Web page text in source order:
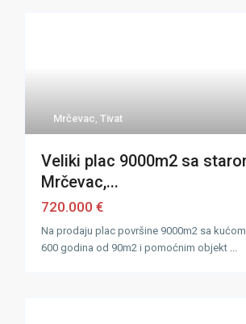
Mrčevac,Tivat
Veliki plac 9000m2 sa
Mrčevac,...
720.000 €
Na prodaju plac površine 9000m2 sa
600 godina od 90m2 i pomoćnim objekt ...